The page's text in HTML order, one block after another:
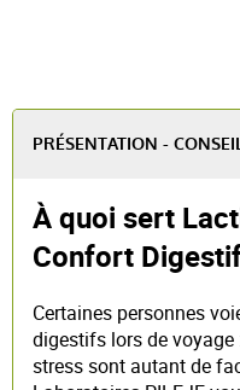
PRÉSENTATION -
À quoi sert
Confort
Certaines personnes
digestifs lors de
stress sont autant de